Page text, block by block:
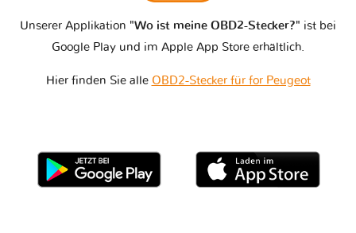
Unserer Applikation "Wo ist meine OBD2-Stecker?" ist bei
Google Play und im Apple App Store erhältlich.
Hier finden Sie alle OBD2-Stecker für for Peugeot